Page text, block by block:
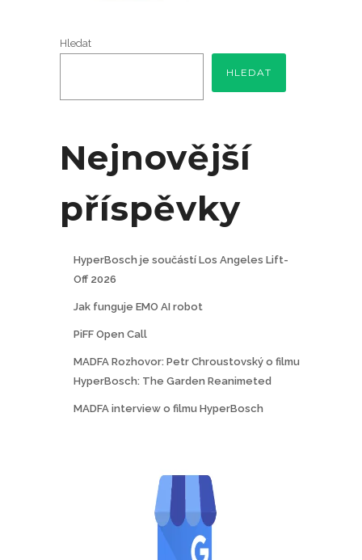
Hledat
HLEDAT
Nejnovější
příspěvky
HyperBosch je součástí Los Angeles Lift-
Off 2026
Jak funguje EMO AI robot
PiFF Open Call
MADFA Rozhovor: Petr Chroustovský o filmu
HyperBosch: The Garden Reanimeted
MADFA interview o filmu HyperBosch